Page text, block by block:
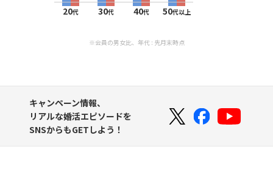
20代 30代 40代 50代以上
※会員の男女比、年代 : 先月末時点
キャンペーン情報、
リアルな婚活エピソードを
SNSからもGETしよう！